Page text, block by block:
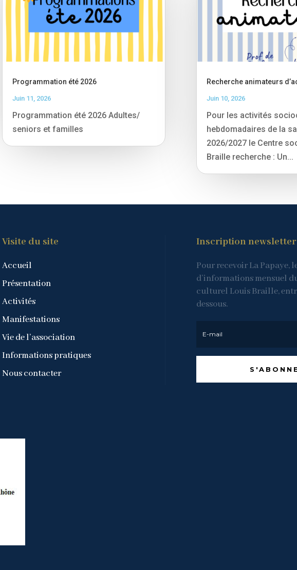
Programmation été 2026
Juin 11, 2026
Programmation été 2026 Adultes/
seniors et familles
Recherche animateurs
Juin 10, 2026
Pour les activités
hebdomadaires de la
2026/2027 le Centre
Braille recherche : Un...
Visite du site
Accueil
Présentation
Activités
Manifestations
Vie de l’association
Informations pratiques
Nous contacter
Inscription newsletter
Pour recevoir La Papaye,
d’informations mensuel
culturel Louis Braille,
dessous.